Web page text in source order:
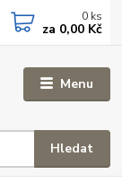
Menu
Hledat
0 ks
za 0,00 Kč